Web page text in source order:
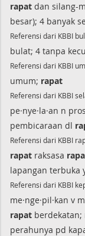
rapat dan silang-
besar); 4 banyak
Referensi dari KBBI
bulat; 4 tanpa
Referensi dari KBBI
umum; rapat
Referensi dari KBBI
pe·nye·la·an n
pembicaraan dl
Referensi dari KBBI
rapat raksasa
lapangan terbuka
Referensi dari KBBI
me·nge·pil·kan v
rapat
perahunya pd